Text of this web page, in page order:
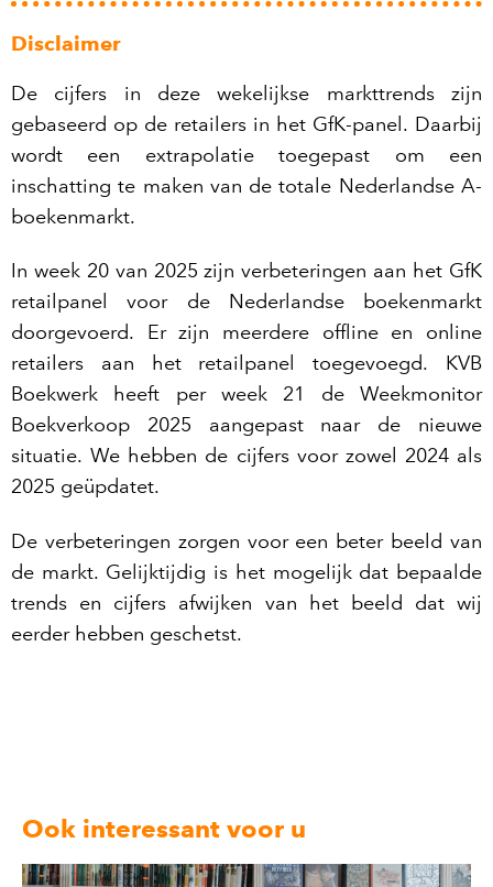
Disclaimer
De cijfers in deze wekelijkse markttrends zijn
gebaseerd op de retailers in het GfK-panel. Daarbij
wordt een extrapolatie toegepast om een
inschatting te maken van de totale Nederlandse A-
boekenmarkt.
In week 20 van 2025 zijn verbeteringen aan het GfK
retailpanel voor de Nederlandse boekenmarkt
doorgevoerd. Er zijn meerdere offline en online
retailers aan het retailpanel toegevoegd. KVB
Boekwerk heeft per week 21 de Weekmonitor
Boekverkoop 2025 aangepast naar de nieuwe
situatie. We hebben de cijfers voor zowel 2024 als
2025 geüpdatet.
De verbeteringen zorgen voor een beter beeld van
de markt. Gelijktijdig is het mogelijk dat bepaalde
trends en cijfers afwijken van het beeld dat wij
eerder hebben geschetst.
Ook interessant voor u